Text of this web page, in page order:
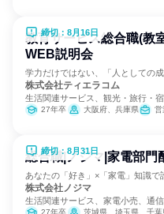
締切：8月16日
教育サービス総合職(教
WEB説明会
学力だけではない、「人としての
株式会社ティエラコム
生活関連サービス、観光・旅行・
27年卒 大阪府、兵庫県 営
締切：8月31日
総合職|ノジマ|家電部門
あなたの「好き」×「家電」知識で
株式会社ノジマ
生活関連サービス、家電小売、通
27年卒 茨城県、埼玉県、千葉県、東京都、神奈川県、新潟県、山梨